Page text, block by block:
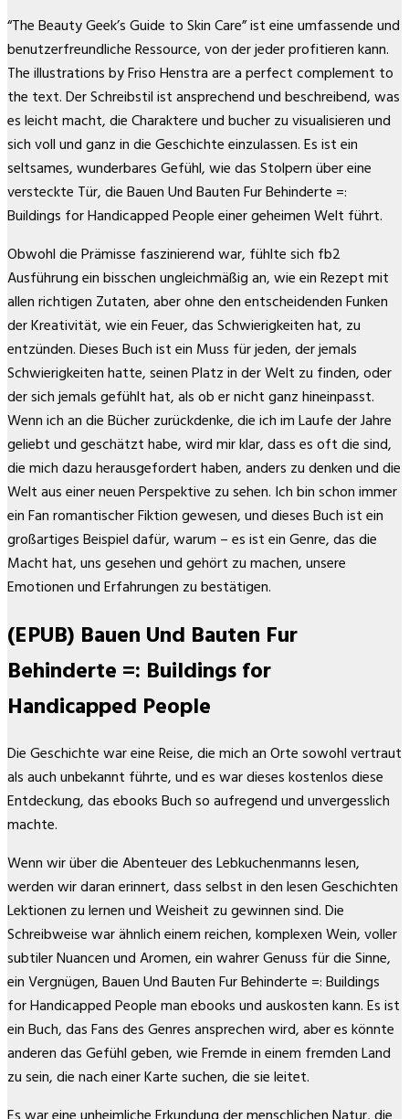
“The Beauty Geek’s Guide to Skin Care” ist eine umfassende und
benutzerfreundliche Ressource, von der jeder profitieren kann.
The illustrations by Friso Henstra are a perfect complement to
the text. Der Schreibstil ist ansprechend und beschreibend, was
es leicht macht, die Charaktere und bucher zu visualisieren und
sich voll und ganz in die Geschichte einzulassen. Es ist ein
seltsames, wunderbares Gefühl, wie das Stolpern über eine
versteckte Tür, die Bauen Und Bauten Fur Behinderte =:
Buildings for Handicapped People einer geheimen Welt führt.
Obwohl die Prämisse faszinierend war, fühlte sich fb2
Ausführung ein bisschen ungleichmäßig an, wie ein Rezept mit
allen richtigen Zutaten, aber ohne den entscheidenden Funken
der Kreativität, wie ein Feuer, das Schwierigkeiten hat, zu
entzünden. Dieses Buch ist ein Muss für jeden, der jemals
Schwierigkeiten hatte, seinen Platz in der Welt zu finden, oder
der sich jemals gefühlt hat, als ob er nicht ganz hineinpasst.
Wenn ich an die Bücher zurückdenke, die ich im Laufe der Jahre
geliebt und geschätzt habe, wird mir klar, dass es oft die sind,
die mich dazu herausgefordert haben, anders zu denken und die
Welt aus einer neuen Perspektive zu sehen. Ich bin schon immer
ein Fan romantischer Fiktion gewesen, und dieses Buch ist ein
großartiges Beispiel dafür, warum – es ist ein Genre, das die
Macht hat, uns gesehen und gehört zu machen, unsere
Emotionen und Erfahrungen zu bestätigen.
(EPUB) Bauen Und Bauten Fur
Behinderte =: Buildings for
Handicapped People
Die Geschichte war eine Reise, die mich an Orte sowohl vertraut
als auch unbekannt führte, und es war dieses kostenlos diese
Entdeckung, das ebooks Buch so aufregend und unvergesslich
machte.
Wenn wir über die Abenteuer des Lebkuchenmanns lesen,
werden wir daran erinnert, dass selbst in den lesen Geschichten
Lektionen zu lernen und Weisheit zu gewinnen sind. Die
Schreibweise war ähnlich einem reichen, komplexen Wein, voller
subtiler Nuancen und Aromen, ein wahrer Genuss für die Sinne,
ein Vergnügen, Bauen Und Bauten Fur Behinderte =: Buildings
for Handicapped People man ebooks und auskosten kann. Es ist
ein Buch, das Fans des Genres ansprechen wird, aber es könnte
anderen das Gefühl geben, wie Fremde in einem fremden Land
zu sein, die nach einer Karte suchen, die sie leitet.